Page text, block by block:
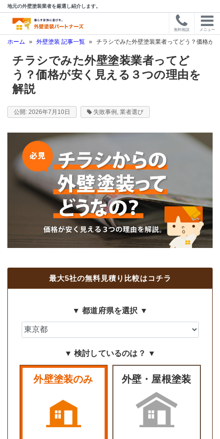
地元の外壁塗装業者を厳選し紹介します。
無料相談 メニュー
ホーム » 外壁塗装 記事一覧 » チラシでみた外壁塗装業者ってどう？価格が
チラシでみた外壁塗装業者ってど
う？価格が安く見える３つの理由を
解説
2026年7月10日 失敗事例 , 業者選び
最大5社の無料見積り比較はコチラ
▼ 都道府県を選択 ▼
▼ 検討しているのは？ ▼
外壁塗装のみ 外壁・屋根塗装